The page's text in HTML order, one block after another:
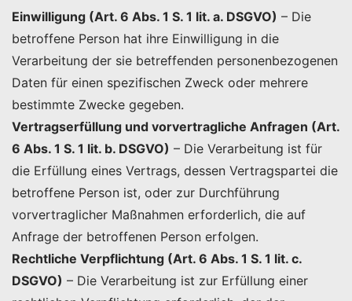
Einwilligung (Art. 6 Abs. 1 S. 1 lit. a. DSGVO) – Die
betroffene Person hat ihre Einwilligung in die
Verarbeitung der sie betreffenden personenbezogenen
Daten für einen spezifischen Zweck oder mehrere
bestimmte Zwecke gegeben.
Vertragserfüllung und vorvertragliche Anfragen (Art.
6 Abs. 1 S. 1 lit. b. DSGVO) – Die Verarbeitung ist für
die Erfüllung eines Vertrags, dessen Vertragspartei die
betroffene Person ist, oder zur Durchführung
vorvertraglicher Maßnahmen erforderlich, die auf
Anfrage der betroffenen Person erfolgen.
Rechtliche Verpflichtung (Art. 6 Abs. 1 S. 1 lit. c.
DSGVO) – Die Verarbeitung ist zur Erfüllung einer